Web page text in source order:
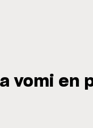
vomi en